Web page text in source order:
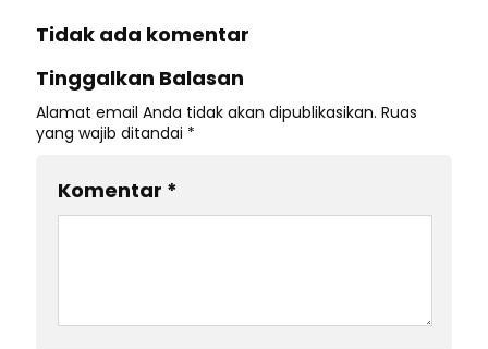
Tidak ada komentar
Tinggalkan Balasan
Alamat email Anda tidak akan dipublikasikan. Ruas
yang wajib ditandai *
Komentar *